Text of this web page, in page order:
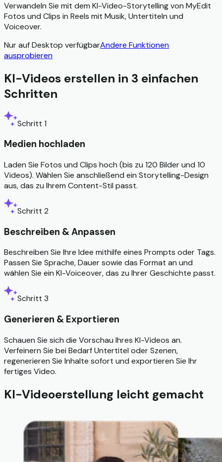
Verwandeln Sie mit dem KI-Video-Storytelling von MyEdit
Fotos und Clips in Reels mit Musik, Untertiteln und
Voiceover.
Nur auf Desktop verfügbarAndere Funktionen
ausprobieren
KI-Videos erstellen in 3 einfachen
Schritten
Schritt 1
Medien hochladen
Laden Sie Fotos und Clips hoch (bis zu 120 Bilder und 10
Videos). Wählen Sie anschließend ein Storytelling-Design
aus, das zu Ihrem Content-Stil passt.
Schritt 2
Beschreiben & Anpassen
Beschreiben Sie Ihre Idee mithilfe eines Prompts oder Tags.
Passen Sie Sprache, Dauer sowie das Format an und
wählen Sie ein KI-Voiceover, das zu Ihrer Geschichte passt.
Schritt 3
Generieren & Exportieren
Schauen Sie sich die Vorschau Ihres KI-Videos an.
Verfeinern Sie bei Bedarf Untertitel oder Szenen,
regenerieren Sie Inhalte sofort und exportieren Sie Ihr
fertiges Video.
KI-Videoerstellung leicht gemacht